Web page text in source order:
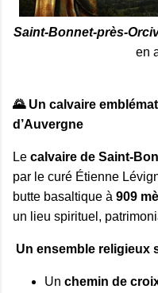
Saint-Bonnet-près-
en
🌄 Un calvaire
d’Auvergne
Le calvaire de
par le curé Étienne
butte basaltique à 909
un lieu spirituel,
Un ensemble religieux
Un chemin de